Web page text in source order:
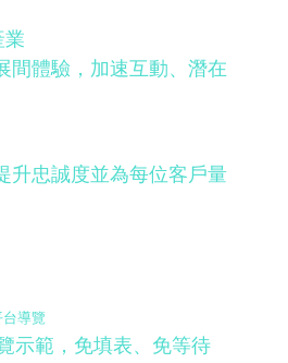
業
間體驗，加速互動、潛在
升忠誠度並為每位客戶量
導覽
示範，免填表、免等待